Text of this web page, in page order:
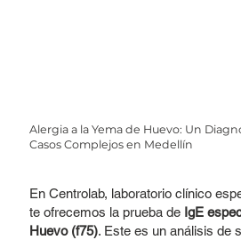
Alergia a la Yema de Huevo: Un
Casos Complejos en Medellín
En Centrolab, laboratorio clínico
te ofrecemos la prueba de IgE
Huevo (f75). Este es un análisis de